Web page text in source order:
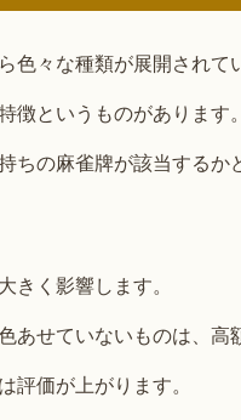
々な種類が展開されて
徴というものがあります。
ちの麻雀牌が該当するか
きく影響します。
あせていないものは、高
評価が上がります。